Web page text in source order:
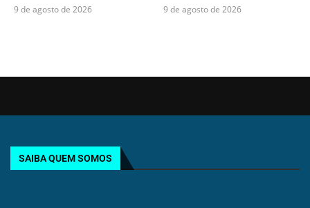
9 de agosto de 2026 9 de agosto de 2026
SAIBA QUEM SOMOS